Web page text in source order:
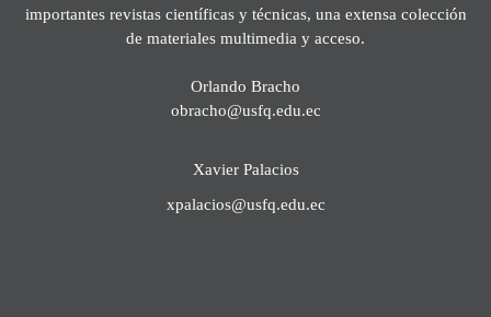
importantes revistas científicas y técnicas, una extensa colección
de materiales multimedia y acceso.
Orlando Bracho
obracho@usfq.edu.ec
Xavier Palacios
xpalacios@usfq.edu.ec